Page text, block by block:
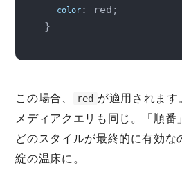
color: red;
この場合、 red が適用されます
メディアクエリも同じ。「順番
どのスタイルが最終的に有効な
綻の温床に。